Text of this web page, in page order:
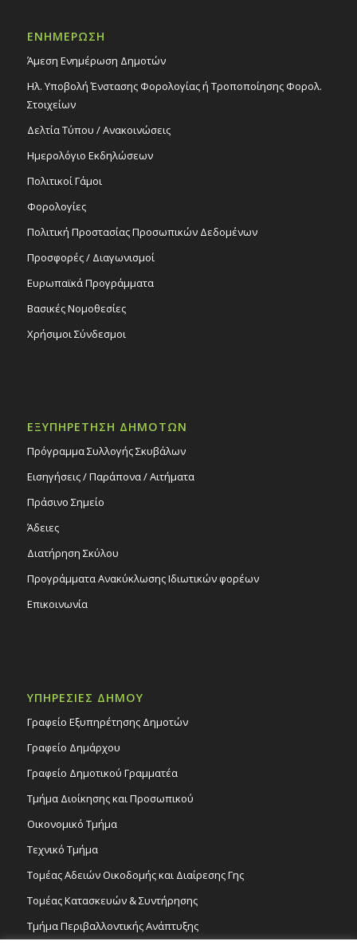
ΕΝΗΜΕΡΩΣΗ
Άμεση Ενημέρωση Δημοτών
Ηλ. Υποβολή Ένστασης Φορολογίας ή Τροποποίησης Φορολ.
Στοιχείων
Δελτία Τύπου / Ανακοινώσεις
Ημερολόγιο Εκδηλώσεων
Πολιτικοί Γάμοι
Φορολογίες
Πολιτική Προστασίας Προσωπικών Δεδομένων
Προσφορές / Διαγωνισμοί
Ευρωπαϊκά Προγράμματα
Βασικές Νομοθεσίες
Χρήσιμοι Σύνδεσμοι
ΕΞΥΠΗΡΕΤΗΣΗ ΔΗΜΟΤΩΝ
Πρόγραμμα Συλλογής Σκυβάλων
Εισηγήσεις / Παράπονα / Αιτήματα
Πράσινο Σημείο
Άδειες
Διατήρηση Σκύλου
Προγράμματα Ανακύκλωσης Ιδιωτικών φορέων
Επικοινωνία
ΥΠΗΡΕΣΙΕΣ ΔΗΜΟΥ
Γραφείο Εξυπηρέτησης Δημοτών
Γραφείο Δημάρχου
Γραφείο Δημοτικού Γραμματέα
Τμήμα Διοίκησης και Προσωπικού
Οικονομικό Τμήμα
Τεχνικό Τμήμα
Τομέας Αδειών Οικοδομής και Διαίρεσης Γης
Τομέας Κατασκευών & Συντήρησης
Τμήμα Περιβαλλοντικής Ανάπτυξης